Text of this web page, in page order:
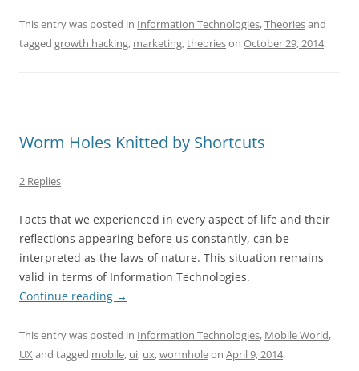
This entry was posted in Information Technologies,Theoriesand
tagged growth hacking, marketing,theorieson October 29, 2014.
Worm Holes Knitted by Shortcuts
2 Replies
Facts that we experienced in every aspect of life and their
reflections appearing before us constantly, can be
interpreted as the laws of nature. This situation remains
valid in terms of Information Technologies.
Continue reading →
This entry was posted in Information Technologies, Mobile World,
UX and tagged mobile, ui, ux,wormholeon April 9, 2014.